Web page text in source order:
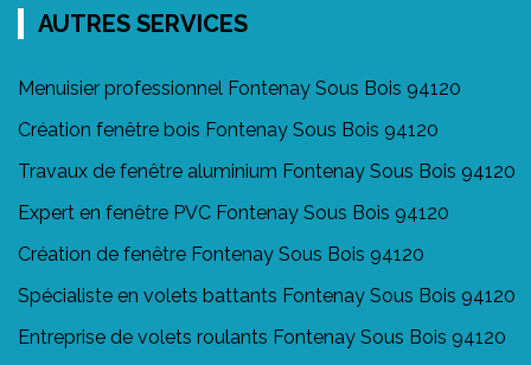
AUTRES SERVICES
Menuisier professionnel Fontenay Sous Bois 94120
Création fenêtre bois Fontenay Sous Bois 94120
Travaux de fenêtre aluminium Fontenay Sous Bois 94120
Expert en fenêtre PVC Fontenay Sous Bois 94120
Création de fenêtre Fontenay Sous Bois 94120
Spécialiste en volets battants Fontenay Sous Bois 94120
Entreprise de volets roulants Fontenay Sous Bois 94120